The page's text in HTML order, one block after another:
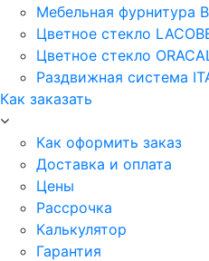
Мебельная фурнитура
Цветное стекло
Цветное стекло
Раздвижная система
Как заказать
Как оформить заказ
Доставка и оплата
Цены
Рассрочка
Калькулятор
Гарантия